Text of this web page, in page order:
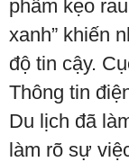
phẩm kẹo
xanh” khiến
độ tin cậy.
Thông tin
Du lịch đã
làm rõ sự